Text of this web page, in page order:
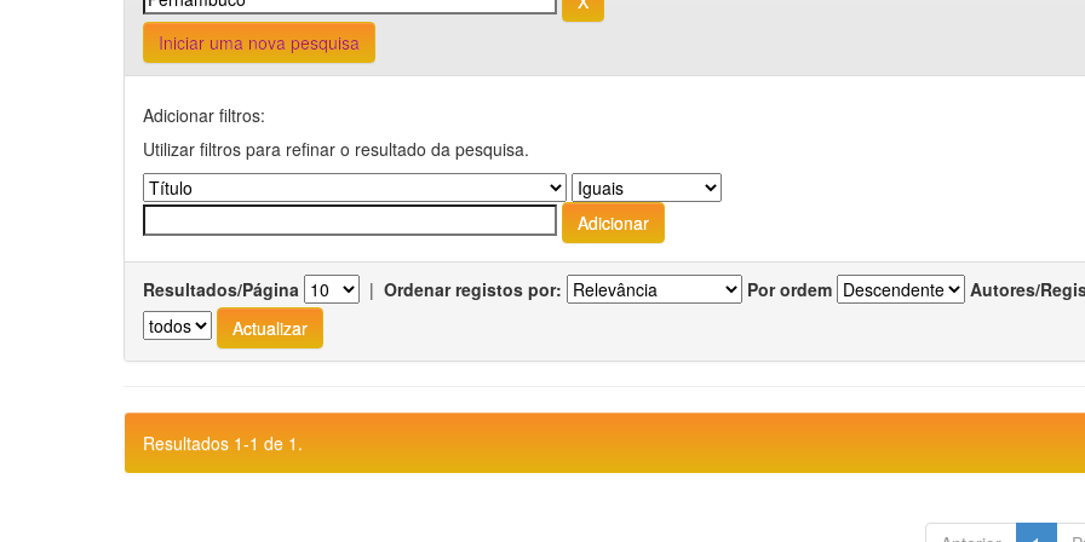
Iniciar uma nova pesquisa
Adicionar filtros:
Utilizar filtros para refinar o resultado da pesquisa.
Resultados/Página | Ordenar registos por: Por ordem Autores/
Resultados 1-1 de 1.